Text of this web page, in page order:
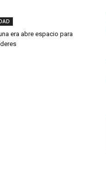
era abre espacio para